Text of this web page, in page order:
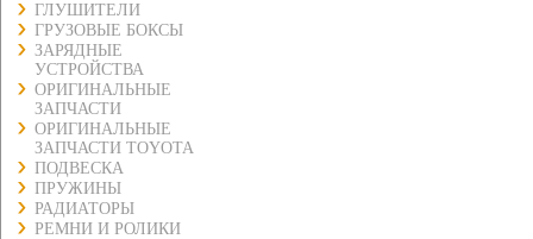
ГЛУШИТЕЛИ
ГРУЗОВЫЕ БОКСЫ
ЗАРЯДНЫЕ
УСТРОЙСТВА
ОРИГИНАЛЬНЫЕ
ЗАПЧАСТИ
ОРИГИНАЛЬНЫЕ
ЗАПЧАСТИ TOYOTA
ПОДВЕСКА
ПРУЖИНЫ
РАДИАТОРЫ
РЕМНИ И РОЛИКИ